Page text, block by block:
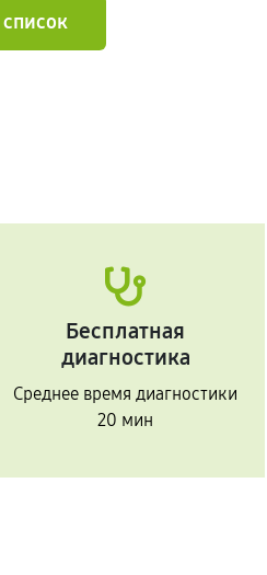
список
Бесплатная
диагностика
Среднее время диагностики
20 мин